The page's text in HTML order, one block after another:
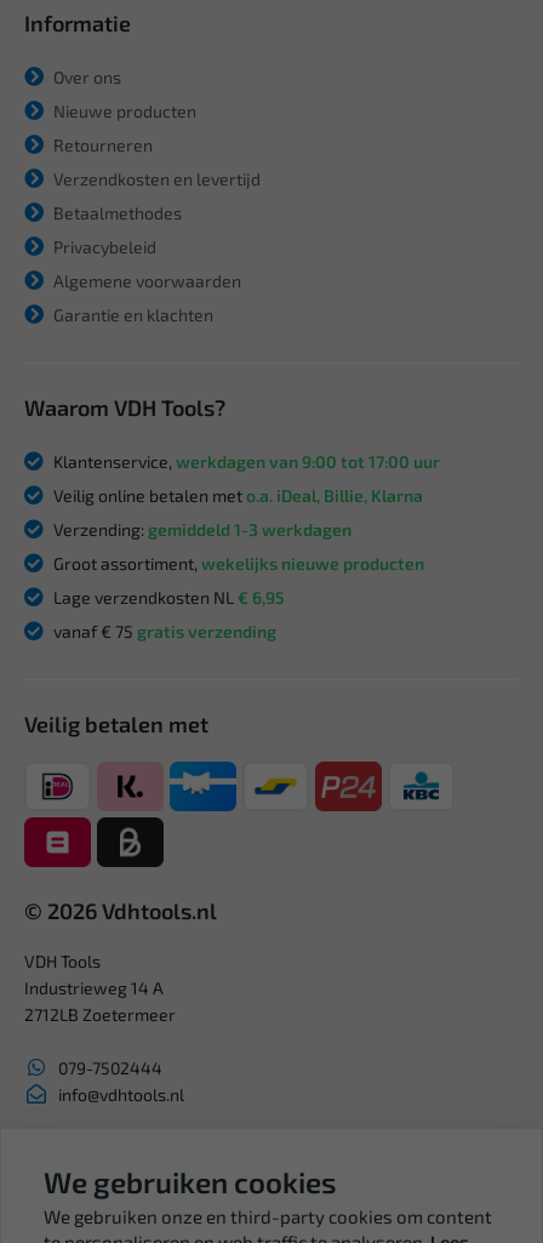
Informatie
Over ons
Nieuwe producten
Retourneren
Verzendkosten en levertijd
Betaalmethodes
Privacybeleid
Algemene voorwaarden
Garantie en klachten
Waarom VDH Tools?
Klantenservice, werkdagen van 9:00 tot 17:00 uur
Veilig online betalen meto.a. iDeal, Billie, Klarna
Verzending: gemiddeld 1-3 werkdagen
Groot assortiment, wekelijks nieuwe producten
Lage verzendkosten NL € 6,95
vanaf € 75 gratis verzending
Veilig betalen met
© 2026 Vdhtools.nl
VDH Tools
Industrieweg 14 A
2712LB Zoetermeer
079-7502444
info@vdhtools.nl
BTW: NL819958657B01
We gebruiken cookies
We gebruiken onze en third-party cookies om content